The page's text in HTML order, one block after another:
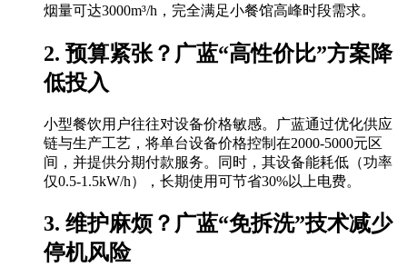
烟量可达3000m³/h，完全满足小餐馆高峰时段需求。
2. 预算紧张？广蓝“高性价比”方案降
低投入
小型餐饮用户往往对设备价格敏感。广蓝通过优化供应
链与生产工艺，将单台设备价格控制在2000-5000元区
间，并提供分期付款服务。同时，其设备能耗低（功率
仅0.5-1.5kW/h），长期使用可节省30%以上电费。
3. 维护麻烦？广蓝“免拆洗”技术减少
停机风险